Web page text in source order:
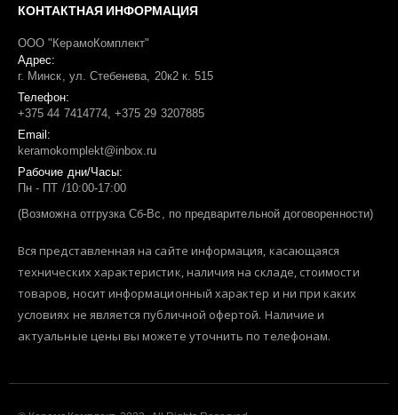
КОНТАКТНАЯ ИНФОРМАЦИЯ
ООО "КерамоКомплект"
Адрес:
г. Минск, ул. Стебенева, 20к2 к. 515
Телефон:
+375 44 7414774, +375 29 3207885
Email:
keramokomplekt@inbox.ru
Рабочие дни/Часы:
Пн - ПТ /10:00-17:00
(Возможна отгрузка Сб-Вс, по предварительной договоренности)
Вся представленная на сайте информация, касающаяся
технических характеристик, наличия на складе, стоимости
товаров, носит информационный характер и ни при каких
условиях не является публичной офертой. Наличие и
актуальные цены вы можете уточнить по телефонам.